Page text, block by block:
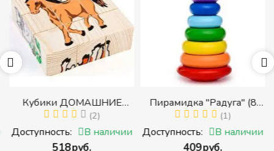
Кубики ДОМАШНИЕ
ЖИВОТНЫЕ (Томик)
(Набор кубиков
разрезных (складных))
(2)
Доступность: В наличии
‍518‍руб.
Пирамидка "Радуга" (8
деталей) (Пирамидка
среднего размера)
(1)
Доступность: В наличии
‍409‍руб.